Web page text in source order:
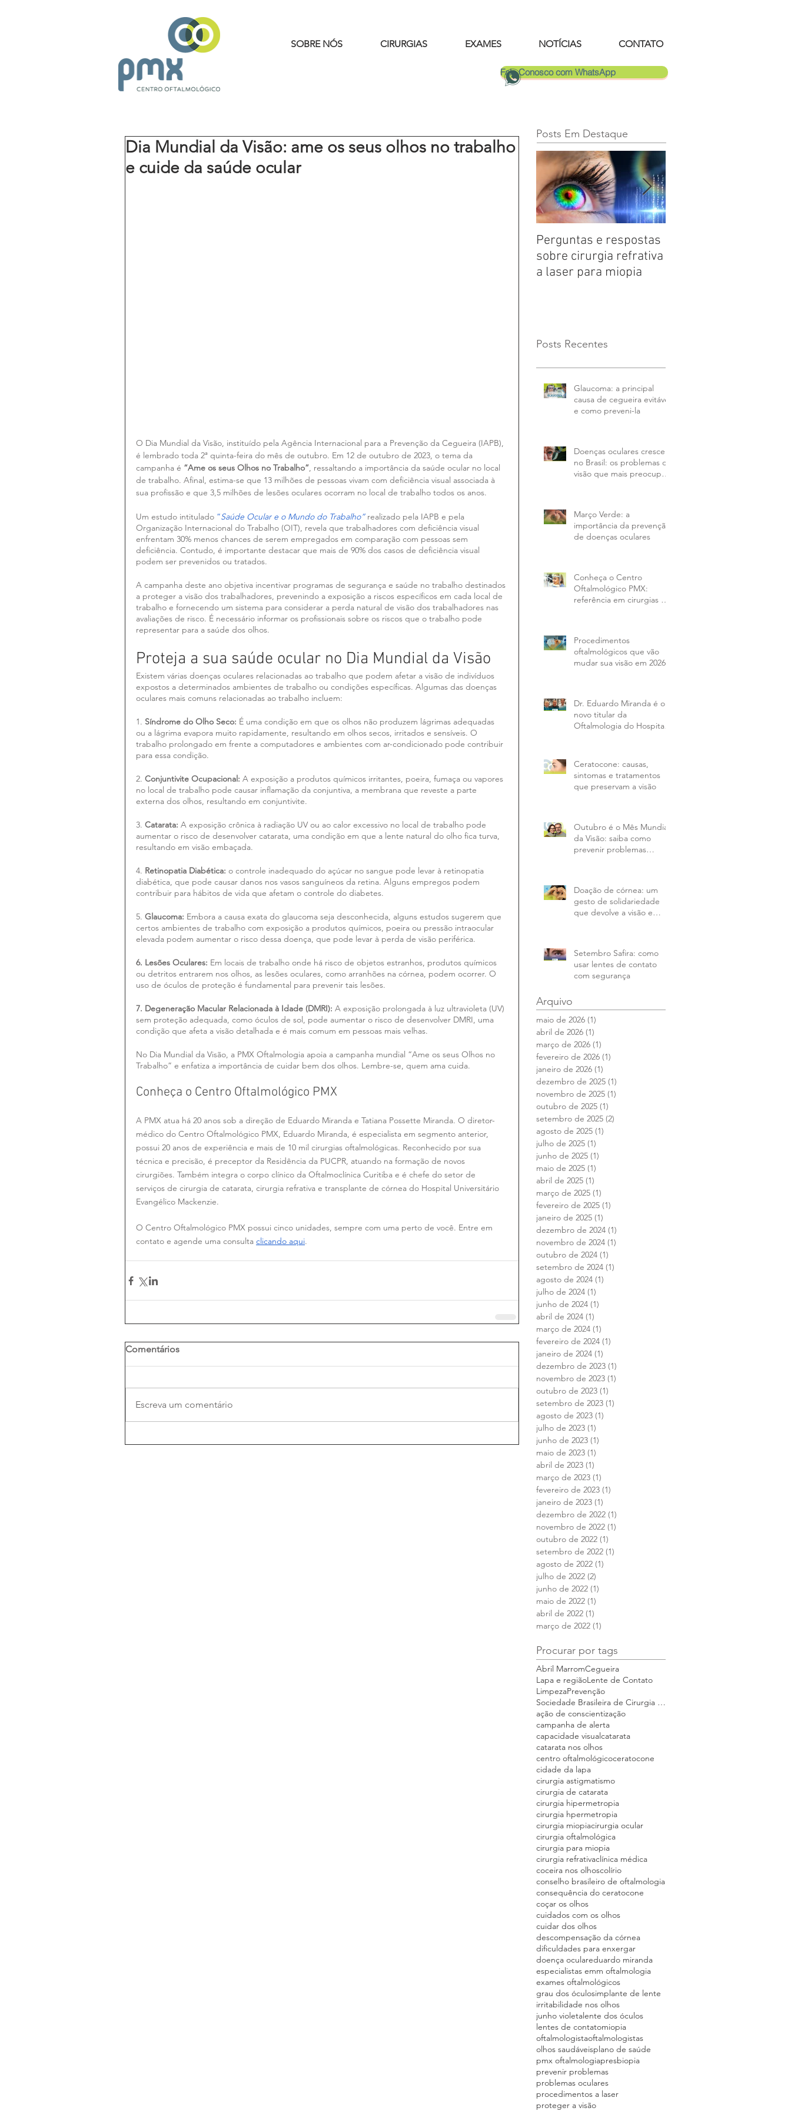
SOBRE NÓS CIRURGIAS EXAMES NOTÍCIAS CONTATO
Fale Conosco com WhatsApp
Dia Mundial da Visão: ame os seus olhos no trabalho
e cuide da saúde ocular
O Dia Mundial da Visão, instituído pela Agência Internacional para a Prevenção da Cegueira (IAPB),
é lembrado toda 2ª quinta-feira do mês de outubro. Em 12 de outubro de 2023, o tema da
campanha é “Ame os seus Olhos no Trabalho”, ressaltando a importância da saúde ocular no local
de trabalho. Afinal, estima-se que 13 milhões de pessoas vivam com deficiência visual associada à
sua profissão e que 3,5 milhões de lesões oculares ocorram no local de trabalho todos os anos.
Um estudo intitulado “Saúde Ocular e o Mundo do Trabalho” realizado pela IAPB e pela
Organização Internacional do Trabalho (OIT), revela que trabalhadores com deficiência visual
enfrentam 30% menos chances de serem empregados em comparação com pessoas sem
deficiência. Contudo, é importante destacar que mais de 90% dos casos de deficiência visual
podem ser prevenidos ou tratados.
A campanha deste ano objetiva incentivar programas de segurança e saúde no trabalho destinados
a proteger a visão dos trabalhadores, prevenindo a exposição a riscos específicos em cada local de
trabalho e fornecendo um sistema para considerar a perda natural de visão dos trabalhadores nas
avaliações de risco. É necessário informar os profissionais sobre os riscos que o trabalho pode
representar para a saúde dos olhos.
Proteja a sua saúde ocular no Dia Mundial da Visão
Existem várias doenças oculares relacionadas ao trabalho que podem afetar a visão de indivíduos
expostos a determinados ambientes de trabalho ou condições específicas. Algumas das doenças
oculares mais comuns relacionadas ao trabalho incluem:
1. Síndrome do Olho Seco: É uma condição em que os olhos não produzem lágrimas adequadas
ou a lágrima evapora muito rapidamente, resultando em olhos secos, irritados e sensíveis. O
trabalho prolongado em frente a computadores e ambientes com ar-condicionado pode contribuir
para essa condição.
2. Conjuntivite Ocupacional: A exposição a produtos químicos irritantes, poeira, fumaça ou vapores
no local de trabalho pode causar inflamação da conjuntiva, a membrana que reveste a parte
externa dos olhos, resultando em conjuntivite.
3. Catarata: A exposição crônica à radiação UV ou ao calor excessivo no local de trabalho pode
aumentar o risco de desenvolver catarata, uma condição em que a lente natural do olho fica turva,
resultando em visão embaçada.
4. Retinopatia Diabética: o controle inadequado do açúcar no sangue pode levar à retinopatia
diabética, que pode causar danos nos vasos sanguíneos da retina. Alguns empregos podem
contribuir para hábitos de vida que afetam o controle do diabetes.
5. Glaucoma: Embora a causa exata do glaucoma seja desconhecida, alguns estudos sugerem que
certos ambientes de trabalho com exposição a produtos químicos, poeira ou pressão intraocular
elevada podem aumentar o risco dessa doença, que pode levar à perda de visão periférica.
6. Lesões Oculares: Em locais de trabalho onde há risco de objetos estranhos, produtos químicos
ou detritos entrarem nos olhos, as lesões oculares, como arranhões na córnea, podem ocorrer. O
uso de óculos de proteção é fundamental para prevenir tais lesões.
7. Degeneração Macular Relacionada à Idade (DMRI): A exposição prolongada à luz ultravioleta (UV)
sem proteção adequada, como óculos de sol, pode aumentar o risco de desenvolver DMRI, uma
condição que afeta a visão detalhada e é mais comum em pessoas mais velhas.
No Dia Mundial da Visão, a PMX Oftalmologia apoia a campanha mundial “Ame os seus Olhos no
Trabalho” e enfatiza a importância de cuidar bem dos olhos. Lembre-se, quem ama cuida.
Conheça o Centro Oftalmológico PMX
A PMX atua há 20 anos sob a direção de Eduardo Miranda e Tatiana Possette Miranda. ​O diretor-
médico do Centro Oftalmológico PMX, Eduardo Miranda, é especialista em segmento anterior,
possui 20 anos de experiência e mais de 10 mil cirurgias oftalmológicas. Reconhecido por sua
técnica e precisão, é preceptor da Residência da PUCPR, atuando na formação de novos
cirurgiões. Também integra o corpo clínico da Oftalmoclínica Curitiba e é chefe do setor de
serviços de cirurgia de catarata, cirurgia refrativa e transplante de córnea do Hospital Universitário
Evangélico Mackenzie.
O Centro Oftalmológico PMX possui cinco unidades, sempre com uma perto de você. Entre em
contato e agende uma consulta clicando aqui.
Comentários
Escreva um comentário
Posts Em Destaque
Perguntas e respostas
sobre cirurgia refrativa
a laser para miopia
Posts Recentes
Glaucoma: a principal
causa de cegueira evitável
e como preveni-la
Doenças oculares crescem
no Brasil: os problemas de
visão que mais preocupam
Março Verde: a
importância da prevenção
de doenças oculares
Conheça o Centro
Oftalmológico PMX:
referência em cirurgias e
Procedimentos
oftalmológicos que vão
mudar sua visão em 2026
Dr. Eduardo Miranda é o
novo titular da
Oftalmologia do Hospital
Ceratocone: causas,
sintomas e tratamentos
que preservam a visão
Outubro é o Mês Mundial
da Visão: saiba como
prevenir problemas
Doação de córnea: um
gesto de solidariedade
que devolve a visão e
Setembro Safira: como
usar lentes de contato
com segurança
Arquivo
maio de 2026 (1)
abril de 2026 (1)
março de 2026 (1)
fevereiro de 2026 (1)
janeiro de 2026 (1)
dezembro de 2025 (1)
novembro de 2025 (1)
outubro de 2025 (1)
setembro de 2025 (2)
agosto de 2025 (1)
julho de 2025 (1)
junho de 2025 (1)
maio de 2025 (1)
abril de 2025 (1)
março de 2025 (1)
fevereiro de 2025 (1)
janeiro de 2025 (1)
dezembro de 2024 (1)
novembro de 2024 (1)
outubro de 2024 (1)
setembro de 2024 (1)
agosto de 2024 (1)
julho de 2024 (1)
junho de 2024 (1)
abril de 2024 (1)
março de 2024 (1)
fevereiro de 2024 (1)
janeiro de 2024 (1)
dezembro de 2023 (1)
novembro de 2023 (1)
outubro de 2023 (1)
setembro de 2023 (1)
agosto de 2023 (1)
julho de 2023 (1)
junho de 2023 (1)
maio de 2023 (1)
abril de 2023 (1)
março de 2023 (1)
fevereiro de 2023 (1)
janeiro de 2023 (1)
dezembro de 2022 (1)
novembro de 2022 (1)
outubro de 2022 (1)
setembro de 2022 (1)
agosto de 2022 (1)
julho de 2022 (2)
junho de 2022 (1)
maio de 2022 (1)
abril de 2022 (1)
março de 2022 (1)
Procurar por tags
Abril MarromCegueira
Lapa e regiãoLente de Contato
LimpezaPrevenção
Sociedade Brasileira de Cirurgia Refrativa e Catar
ação de conscientização
campanha de alerta
capacidade visualcatarata
catarata nos olhos
centro oftalmológicoceratocone
cidade da lapa
cirurgia astigmatismo
cirurgia de catarata
cirurgia hipermetropia
cirurgia hpermetropia
cirurgia miopiacirurgia ocular
cirurgia oftalmológica
cirurgia para miopia
cirurgia refrativaclínica médica
coceira nos olhoscolírio
conselho brasileiro de oftalmologia
consequência do ceratocone
coçar os olhos
cuidados com os olhos
cuidar dos olhos
descompensação da córnea
dificuldades para enxergar
doença oculareduardo miranda
especialistas emm oftalmologia
exames oftalmológicos
grau dos óculosimplante de lente
irritabilidade nos olhos
junho violetalente dos óculos
lentes de contatomiopia
oftalmologistaoftalmologistas
olhos saudáveisplano de saúde
pmx oftalmologiapresbiopia
prevenir problemas
problemas oculares
procedimentos a laser
proteger a visão